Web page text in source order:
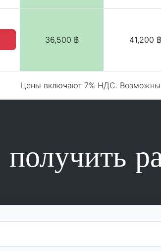
36,500 ฿ 41,200 ฿
Цены включают 7% НДС. Возможны
получить